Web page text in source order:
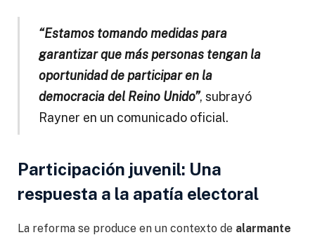
“Estamos tomando medidas para
garantizar que más personas tengan la
oportunidad de participar en la
democracia del Reino Unido”, subrayó
Rayner en un comunicado oficial.
Participación juvenil: Una
respuesta a la apatía electoral
La reforma se produce en un contexto de alarmante